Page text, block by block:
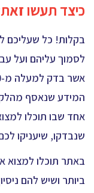
כיצד תעשו
בקלות! כל שעליכם
המידע שנאסף
שנבדקו, שיעניקו
באתר תוכלו למצוא